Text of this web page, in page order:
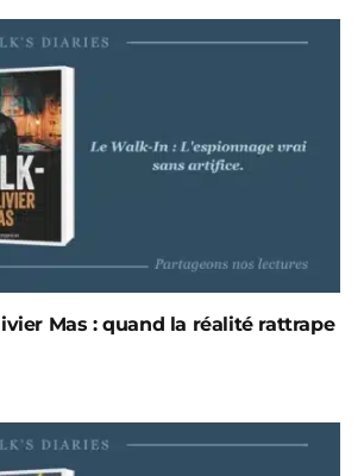
Mas : quand la réalité rattrape